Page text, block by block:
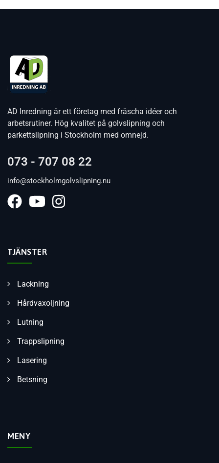
AD Inredning är ett företag med fräscha idéer och
arbetsrutiner. Hög kvalitet på golvslipning och
parkettslipning i Stockholm med omnejd.
073 - 707 08 22
info@stockholmgolvslipning.nu
TJÄNSTER
Lackning
Hårdvaxoljning
Lutning
Trappslipning
Lasering
Betsning
MENY